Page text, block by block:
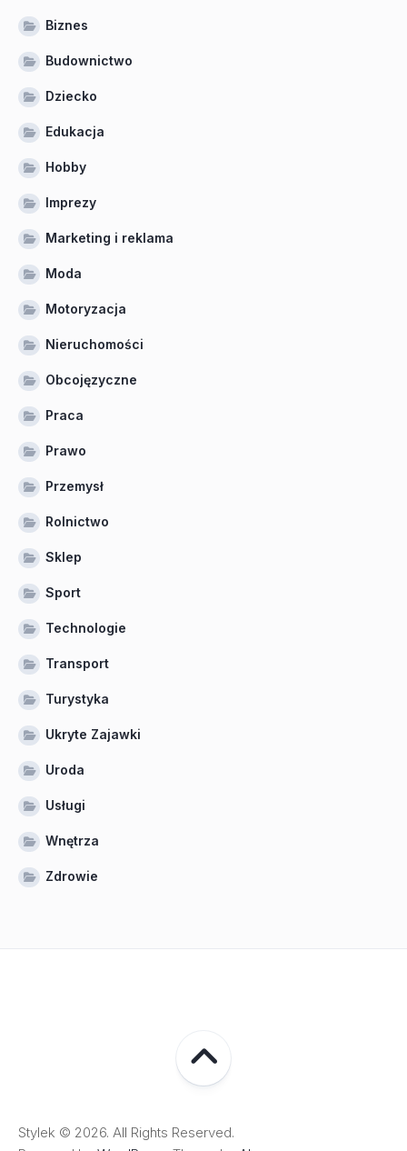
Biznes
Budownictwo
Dziecko
Edukacja
Hobby
Imprezy
Marketing i reklama
Moda
Motoryzacja
Nieruchomości
Obcojęzyczne
Praca
Prawo
Przemysł
Rolnictwo
Sklep
Sport
Technologie
Transport
Turystyka
Ukryte Zajawki
Uroda
Usługi
Wnętrza
Zdrowie
Stylek © 2026. All Rights Reserved.